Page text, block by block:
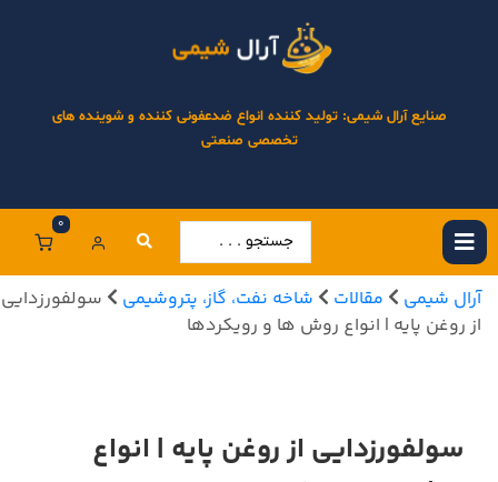
صنایع آرال شیمی: تولید کننده انواع ضدعفونی کننده و شوینده های
تخصصی صنعتی
0
آرال شیمی مقالات شاخه نفت، گاز، پتروشیمی
سولفورزدایی
از روغن پایه | انواع روش ها و رویکردها
سولفورزدایی از روغن پایه | انواع